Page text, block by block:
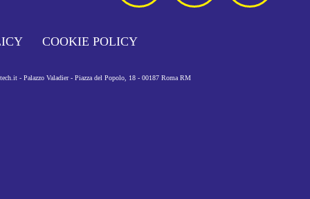
COOKIE POLICY
- Palazzo Valadier - Piazza del Popolo, 18 - 00187 Roma RM